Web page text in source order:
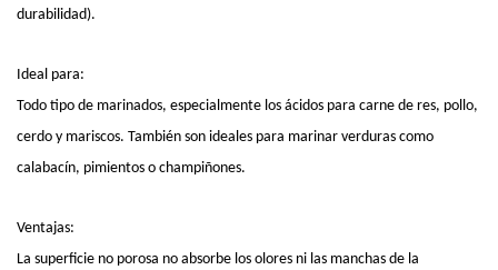
durabilidad).
Ideal para:
Todo tipo de marinados, especialmente los ácidos para carne de res, pollo,
cerdo y mariscos. También son ideales para marinar verduras como
calabacín, pimientos o champiñones.
Ventajas:
La superficie no porosa no absorbe los olores ni las manchas de la